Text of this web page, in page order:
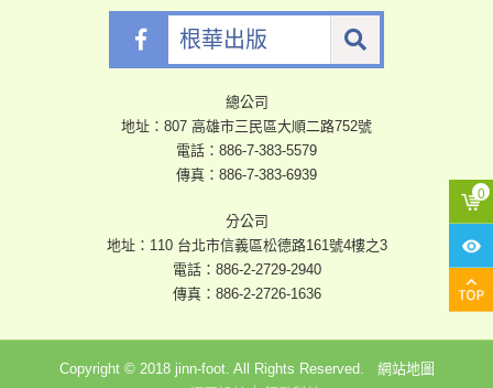
根華出版
總公司
地址：807 高雄市三民區大順二路752號
電話： 886-7-383-5579
傳真：886-7-383-6939
分公司
地址：110 台北市信義區松德路161號4樓之3
電話： 886-2-2729-2940
傳真：886-2-2726-1636
Copyright © 2018 jinn-foot. All Rights Reserved. 網站地圖